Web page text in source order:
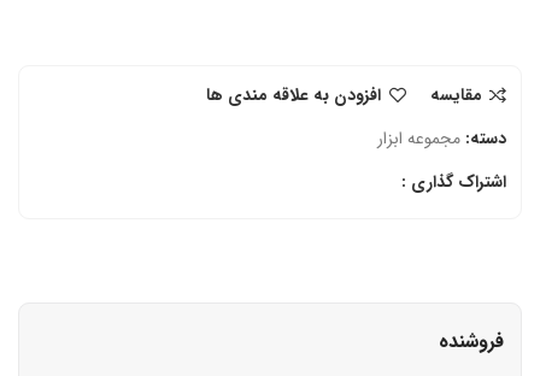
مقایسه
افزودن به علاقه مندی ها
دسته: مجموعه ابزار
اشتراک گذاری :
فروشنده